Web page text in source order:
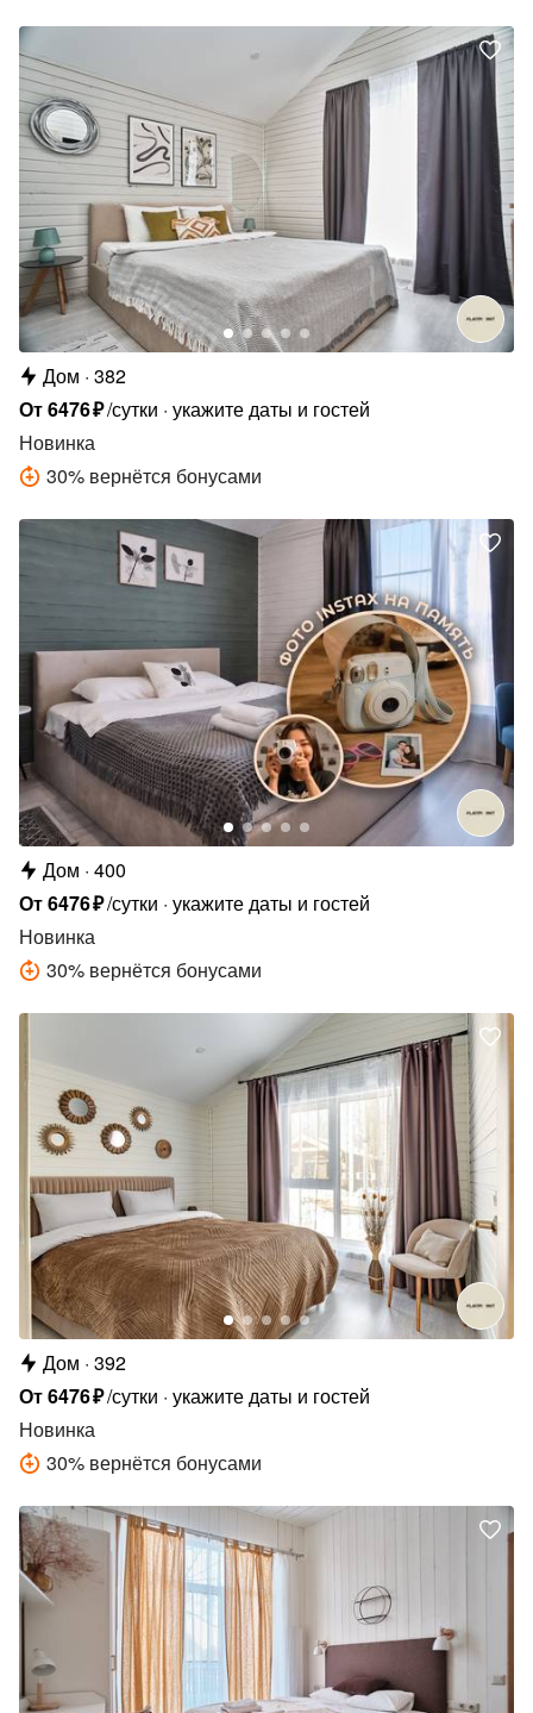
Дом 382
От6476₽/сутки укажите даты и гостей
Новинка
30% вернётся бонусами
Дом 400
От6476₽/сутки укажите даты и гостей
Новинка
30% вернётся бонусами
Дом 392
От6476₽/сутки укажите даты и гостей
Новинка
30% вернётся бонусами